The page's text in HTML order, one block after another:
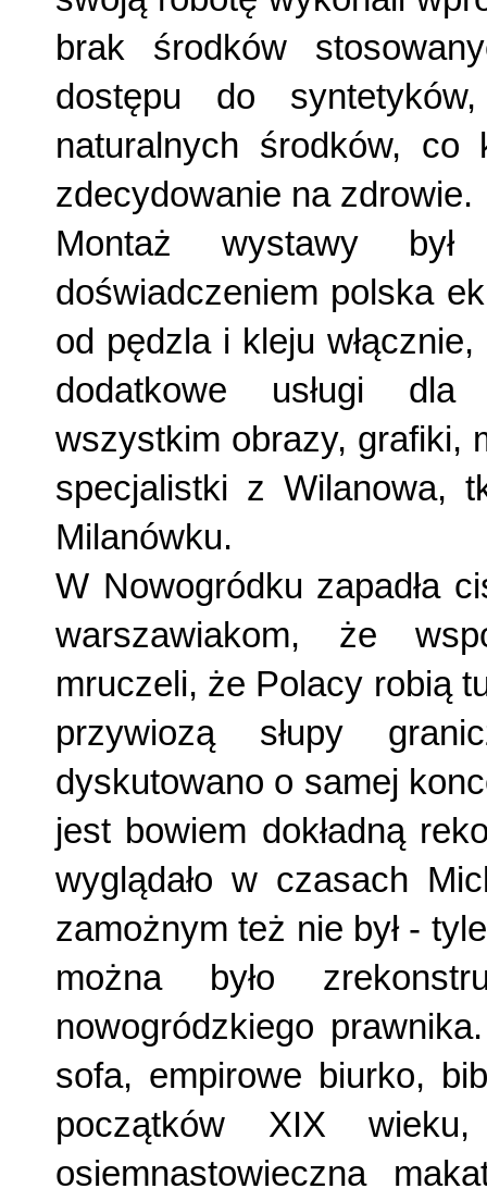
brak środków
dostępu do
naturalnych środków, co
zdecydowanie na zdrowie.
Montaż wystawy był
doświadczeniem polska
od pędzla i kleju
dodatkowe usługi dla
wszystkim obrazy, grafiki,
specjalistki z Wilanowa,
Milanówku.
W Nowogródku zapadła
warszawiakom, że
mruczeli, że Polacy robią
przywiozą słupy
dyskutowano o samej
jest bowiem dokładną
wyglądało w czasach
zamożnym też nie był -
można było
nowogródzkiego
sofa, empirowe biurko,
początków XIX
osiemnastowieczna